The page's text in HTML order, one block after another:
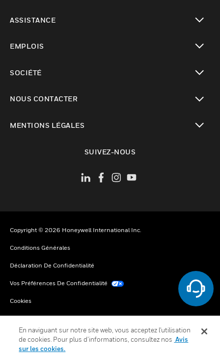
ASSISTANCE
EMPLOIS
SOCIÉTÉ
NOUS CONTACTER
MENTIONS LÉGALES
SUIVEZ-NOUS
Copyright © 2026 Honeywell International Inc.
Conditions Générales
Déclaration De Confidentialité
Vos Préférences De Confidentialité
Cookies
En naviguant sur notre site web, vous acceptez l'utilisation
de cookies. Pour plus d’informations, consultez nos Avis
sur les cookies.